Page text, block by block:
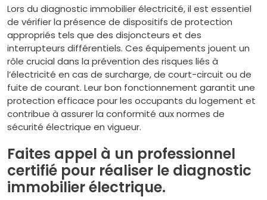
Lors du diagnostic immobilier électricité, il est essentiel
de vérifier la présence de dispositifs de protection
appropriés tels que des disjoncteurs et des
interrupteurs différentiels. Ces équipements jouent un
rôle crucial dans la prévention des risques liés à
l’électricité en cas de surcharge, de court-circuit ou de
fuite de courant. Leur bon fonctionnement garantit une
protection efficace pour les occupants du logement et
contribue à assurer la conformité aux normes de
sécurité électrique en vigueur.
Faites appel à un professionnel
certifié pour réaliser le diagnostic
immobilier électrique.